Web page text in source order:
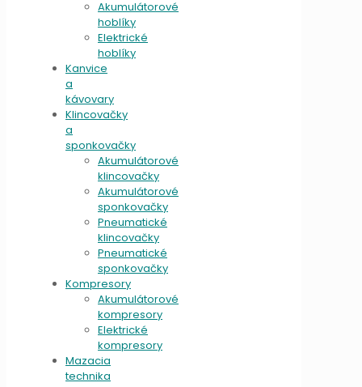
Akumulátorové
hoblíky
Elektrické
hoblíky
Kanvice
a
kávovary
Klincovačky
a
sponkovačky
Akumulátorové
klincovačky
Akumulátorové
sponkovačky
Pneumatické
klincovačky
Pneumatické
sponkovačky
Kompresory
Akumulátorové
kompresory
Elektrické
kompresory
Mazacia
technika